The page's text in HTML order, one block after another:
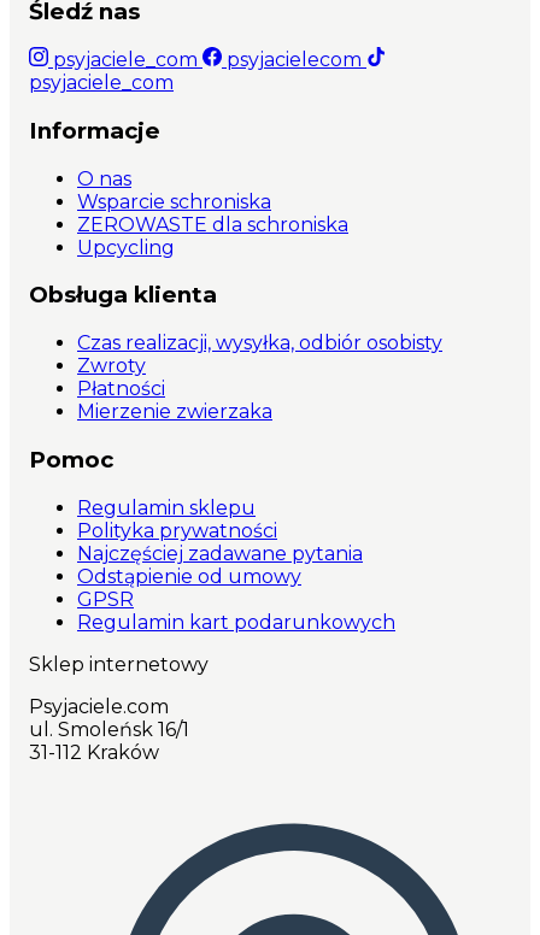
Śledź nas
psyjaciele_com
psyjacielecom
psyjaciele_com
Informacje
O nas
Wsparcie schroniska
ZEROWASTE dla schroniska
Upcycling
Obsługa klienta
Czas realizacji, wysyłka, odbiór osobisty
Zwroty
Płatności
Mierzenie zwierzaka
Pomoc
Regulamin sklepu
Polityka prywatności
Najczęściej zadawane pytania
Odstąpienie od umowy
GPSR
Regulamin kart podarunkowych
Sklep internetowy
Psyjaciele.com
ul. Smoleńsk 16/1
31-112 Kraków